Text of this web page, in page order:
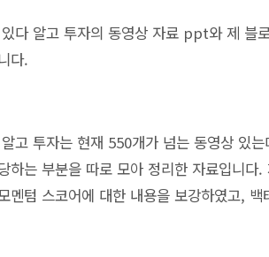
다 알고 투자의 동영상 자료 ppt와 제 블
다.
고 투자는 현재 550개가 넘는 동영상 있
하는 부분을 따로 모아 정리한 자료입니
멘텀 스코어에 대한 내용을 보강하였고,